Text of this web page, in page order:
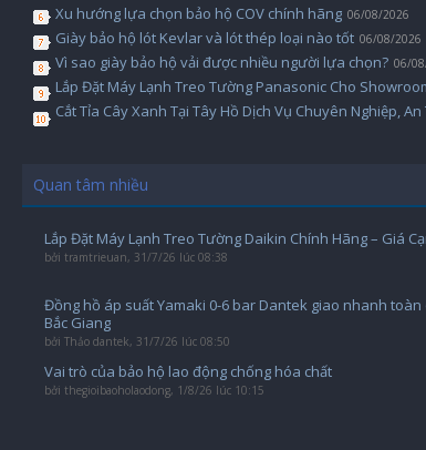
Xu hướng lựa chọn bảo hộ COV chính hãng 06/08/2026
Giày bảo hộ lót Kevlar và lót thép loại nào tốt 06/08/2026
Vì sao giày bảo hộ vải được nhiều người lựa chọn? 06/
Lắp Đặt Máy Lạnh Treo Tường Panasonic Cho
Cắt Tỉa Cây Xanh Tại Tây Hồ Dịch Vụ Chuyên Nghiệp,
Quan tâm nhiều
Lắp Đặt Máy Lạnh Treo Tường Daikin Chính Hãng – Giá
bởi tramtrieuan, 31/7/26 lúc 08:38
Đồng hồ áp suất Yamaki 0-6 bar Dantek giao nhanh
Bắc Giang
bởi Thảo dantek, 31/7/26 lúc 08:50
Vai trò của bảo hộ lao động chống hóa chất
bởi thegioibaoholaodong, 1/8/26 lúc 10:15